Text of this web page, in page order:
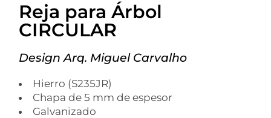
Reja para Árbol
CIRCULAR
Design Arq. Miguel Carvalho
Hierro (S235JR)
Chapa de 5 mm de espesor
Galvanizado